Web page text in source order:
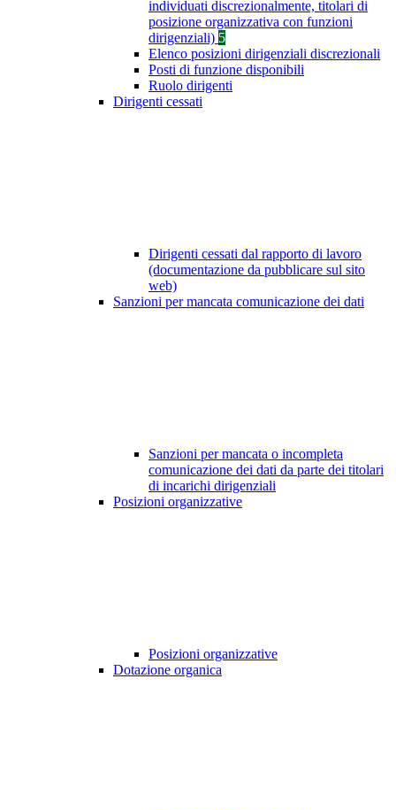
individuati discrezionalmente, titolari di
posizione organizzativa con funzioni
dirigenziali) 5
Elenco posizioni dirigenziali discrezionali
Posti di funzione disponibili
Ruolo dirigenti
Dirigenti cessati
Dirigenti cessati dal rapporto di lavoro
(documentazione da pubblicare sul sito
web)
Sanzioni per mancata comunicazione dei dati
Sanzioni per mancata o incompleta
comunicazione dei dati da parte dei titolari
di incarichi dirigenziali
Posizioni organizzative
Posizioni organizzative
Dotazione organica